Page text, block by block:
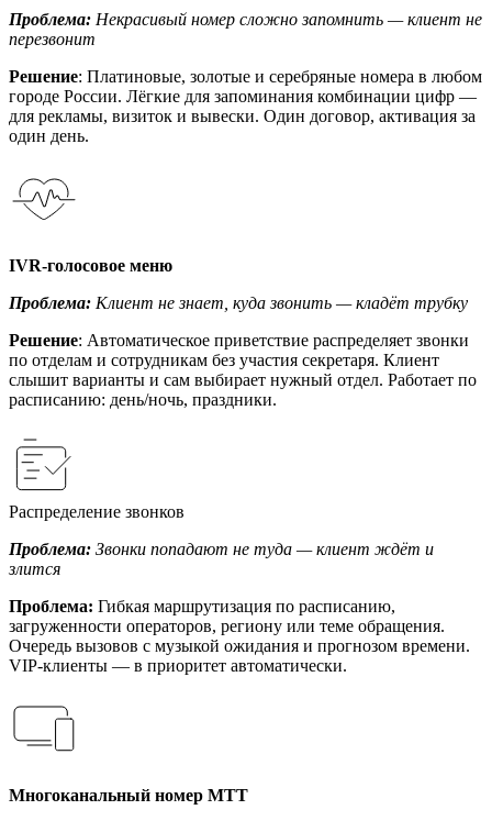
Проблема: Некрасивый номер сложно запомнить — клиент не
перезвонит
Решение: Платиновые, золотые и серебряные номера в любом
городе России. Лёгкие для запоминания комбинации цифр —
для рекламы, визиток и вывески. Один договор, активация за
один день.
IVR-голосовое меню
Проблема: Клиент не знает, куда звонить — кладёт трубку
Решение: Автоматическое приветствие распределяет звонки
по отделам и сотрудникам без участия секретаря. Клиент
слышит варианты и сам выбирает нужный отдел. Работает по
расписанию: день/ночь, праздники.
Распределение звонков
Проблема: Звонки попадают не туда — клиент ждёт и
злится
Проблема: Гибкая маршрутизация по расписанию,
загруженности операторов, региону или теме обращения.
Очередь вызовов с музыкой ожидания и прогнозом времени.
VIP-клиенты — в приоритет автоматически.
Многоканальный номер МТТ